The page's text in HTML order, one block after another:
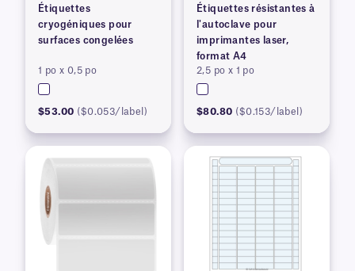
Étiquettes
cryogéniques pour
surfaces congelées
1 po x 0,5 po
$53.00 ($0.053/label)
Étiquettes résistantes à
l'autoclave pour
imprimantes laser,
format A4
2,5 po x 1 po
$80.80 ($0.153/label)